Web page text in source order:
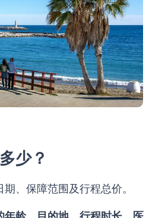
少？
、保障范围及行程总价。